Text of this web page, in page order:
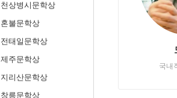
천상병시문학상
혼불문학상
전태일문학상
제주문학상
지리산문학상
창릉문학상
국내